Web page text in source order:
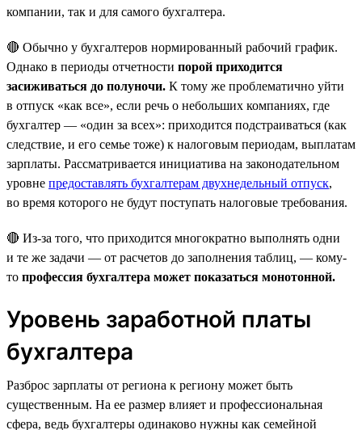
компании, так и для самого бухгалтера.
🔴 Обычно у бухгалтеров нормированный рабочий график.
Однако в периоды отчетности порой приходится
засиживаться до полуночи. К тому же проблематично уйти
в отпуск «как все», если речь о небольших компаниях, где
бухгалтер — «один за всех»: приходится подстраиваться (как
следствие, и его семье тоже) к налоговым периодам, выплатам
зарплаты. Рассматривается инициатива на законодательном
уровне предоставлять бухгалтерам двухнедельный отпуск,
во время которого не будут поступать налоговые требования.
🔴 Из-за того, что приходится многократно выполнять одни
и те же задачи — от расчетов до заполнения таблиц, — кому-
то профессия бухгалтера может показаться монотонной.
Уровень заработной платы
бухгалтера
Разброс зарплаты от региона к региону может быть
существенным. На ее размер влияет и профессиональная
сфера, ведь бухгалтеры одинаково нужны как семейной